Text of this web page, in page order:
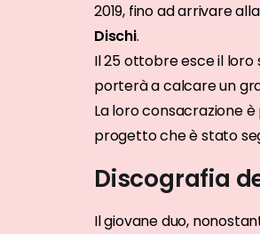
2019, fino ad arrivare
Dischi.
Il 25 ottobre esce il
porterà a calcare un
La loro consacrazione
progetto che è stato
Discografia
Il giovane duo,